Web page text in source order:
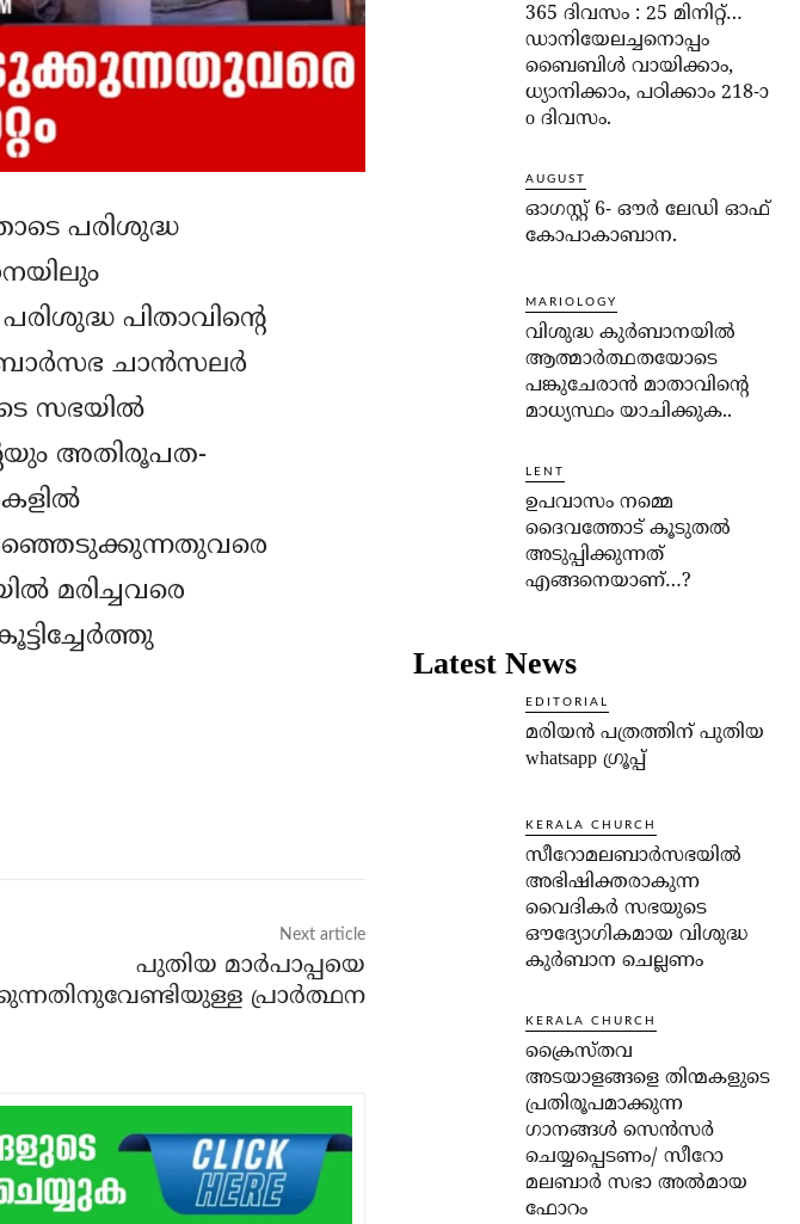
പരിശുദ്ധ
പിതാവിന്റെ
ചാന്‍സലര്‍
സഭയില്‍
അതിരൂപത-
മരിച്ചവരെ
Next article
പുതിയ മാര്‍പാപ്പയെ
പ്രാര്‍ത്ഥന
365 ദിവസം : 25 മിനിറ്റ്…
ഡാനിയേലച്ചനൊപ്പം
ബൈബിൾ വായിക്കാം,
ധ്യാനിക്കാം, പഠിക്കാം 218-ാ
o ദിവസം.
AUGUST
ഓഗസ്റ്റ് 6- ഔര്‍ ലേഡി ഓഫ്
കോപാകാബാന.
MARIOLOGY
വിശുദ്ധ കുര്‍ബാനയില്‍
ആത്മാര്‍ത്ഥതയോടെ
പങ്കുചേരാന്‍ മാതാവിന്റെ
മാധ്യസ്ഥം യാചിക്കുക..
LENT
ഉപവാസം നമ്മെ
ദൈവത്തോട് കൂടുതല്‍
അടുപ്പിക്കുന്നത്
എങ്ങനെയാണ്…?
Latest News
EDITORIAL
മരിയൻ പത്രത്തിന് പുതിയ
whatsapp ഗ്രൂപ്പ്
KERALA CHURCH
സീറോമലബാർസഭയിൽ
അഭിഷിക്തരാകുന്ന
വൈദികർ സഭയുടെ
ഔദ്യോഗികമായ വിശുദ്ധ
കുർബാന ചെല്ലണം
KERALA CHURCH
ക്രൈസ്തവ
അടയാളങ്ങളെ തിന്മകളുടെ
പ്രതിരൂപമാക്കുന്ന
ഗാനങ്ങൾ സെൻസർ
ചെയ്യപ്പെടണം/ സീറോ
മലബാർ സഭാ അൽമായ
ഫോറം